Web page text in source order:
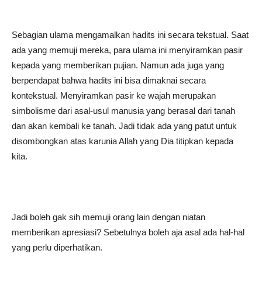
Sebagian ulama mengamalkan hadits ini secara tekstual. Saat
ada yang memuji mereka, para ulama ini menyiramkan pasir
kepada yang memberikan pujian. Namun ada juga yang
berpendapat bahwa hadits ini bisa dimaknai secara
kontekstual. Menyiramkan pasir ke wajah merupakan
simbolisme dari asal-usul manusia yang berasal dari tanah
dan akan kembali ke tanah. Jadi tidak ada yang patut untuk
disombongkan atas karunia Allah yang Dia titipkan kepada
kita.
Jadi boleh gak sih memuji orang lain dengan niatan
memberikan apresiasi? Sebetulnya boleh aja asal ada hal-hal
yang perlu diperhatikan.